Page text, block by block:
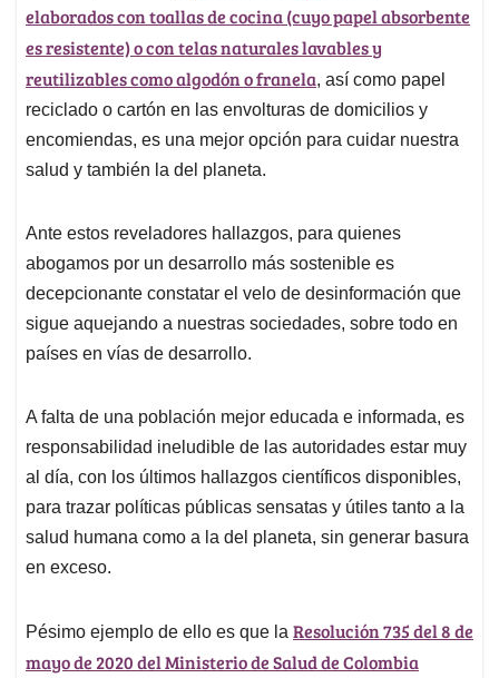
elaborados con toallas de cocina (cuyo papel absorbente
es resistente) o con telas naturales lavables y
reutilizables como algodón o franela, así como papel
reciclado o cartón en las envolturas de domicilios y
encomiendas, es una mejor opción para cuidar nuestra
salud y también la del planeta.
Ante estos reveladores hallazgos, para quienes
abogamos por un desarrollo más sostenible es
decepcionante constatar el velo de desinformación que
sigue aquejando a nuestras sociedades, sobre todo en
países en vías de desarrollo.
A falta de una población mejor educada e informada, es
responsabilidad ineludible de las autoridades estar muy
al día, con los últimos hallazgos científicos disponibles,
para trazar políticas públicas sensatas y útiles tanto a la
salud humana como a la del planeta, sin generar basura
en exceso.
Pésimo ejemplo de ello es que la Resolución 735 del 8 de
mayo de 2020 del Ministerio de Salud de Colombia